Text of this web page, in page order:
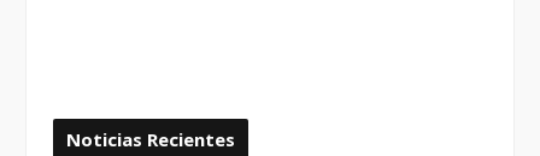
Noticias Recientes